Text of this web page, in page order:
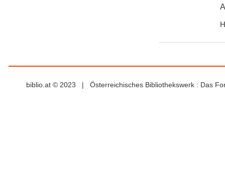
biblio.at © 2023 | Österreichisches Bibliothekswerk : Das